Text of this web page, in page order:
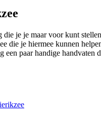
die je je maar voor kunt
die je hiermee kunnen
paar handige handvaten